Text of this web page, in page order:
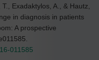
Exadaktylos, A., & Hautz,
in diagnosis in patients
A prospective
011585